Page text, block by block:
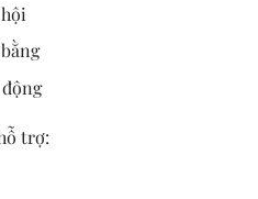
trợ: